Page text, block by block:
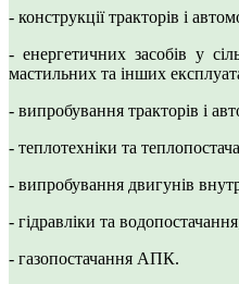
- конструкції тракторів і
- енергетичних засобів у
мастильних та інших
- випробування тракторів і
- теплотехніки та
- випробування двигунів
- гідравліки та
- газопостачання АПК.